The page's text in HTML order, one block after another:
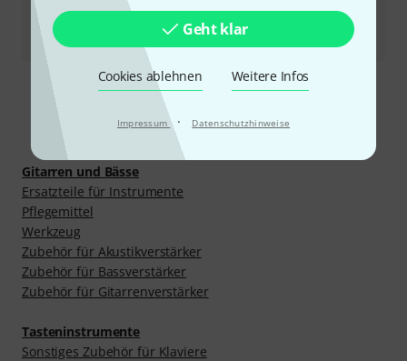
Geht klar
Cookies ablehnen Weitere Infos
Impressum · Datenschutzhinweise
Alle Ansprechpartner
Mehr entdecken
Gitarren und Bässe
Ersatzteile für Instrumente
Pflegemittel
Werkzeug
Zubehör für Akustikverstärker
Zubehör für Bassverstärker
Zubehör für Gitarrenverstärker
Tasteninstrumente
Sonstiges Zubehör für Klaviere